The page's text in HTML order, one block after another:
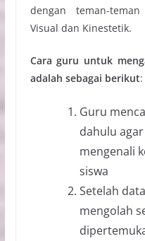
dengan teman-
Visual dan Kinestetik.
Cara guru untuk
adalah sebagai berikut:
Guru
dahulu
mengenali
siswa
Setelah
mengolah